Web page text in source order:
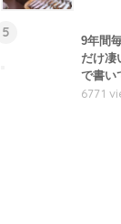
5
9年間
だけ凄
で書い
6771